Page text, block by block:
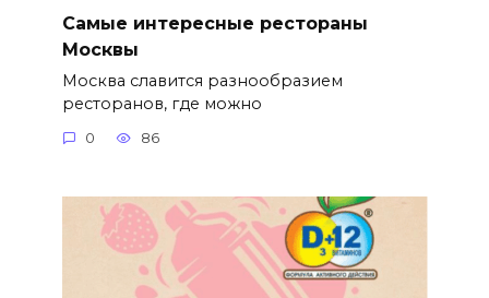
Самые интересные рестораны
Москвы
Москва славится разнообразием
ресторанов, где можно
0 86